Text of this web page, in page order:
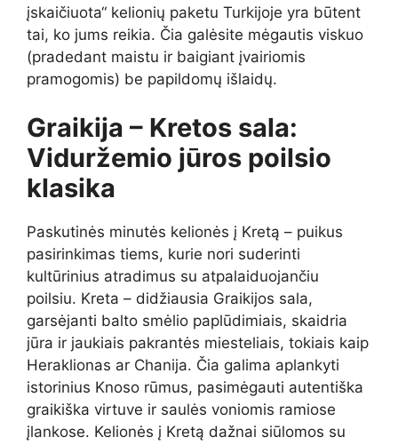
įskaičiuota“ kelionių paketu Turkijoje yra būtent
tai, ko jums reikia. Čia galėsite mėgautis viskuo
(pradedant maistu ir baigiant įvairiomis
pramogomis) be papildomų išlaidų.
Graikija – Kretos sala:
Viduržemio jūros poilsio
klasika
Paskutinės minutės kelionės į Kretą – puikus
pasirinkimas tiems, kurie nori suderinti
kultūrinius atradimus su atpalaiduojančiu
poilsiu. Kreta – didžiausia Graikijos sala,
garsėjanti balto smėlio paplūdimiais, skaidria
jūra ir jaukiais pakrantės miesteliais, tokiais kaip
Heraklionas ar Chanija. Čia galima aplankyti
istorinius Knoso rūmus, pasimėgauti autentiška
graikiška virtuve ir saulės voniomis ramiose
įlankose. Kelionės į Kretą dažnai siūlomos su